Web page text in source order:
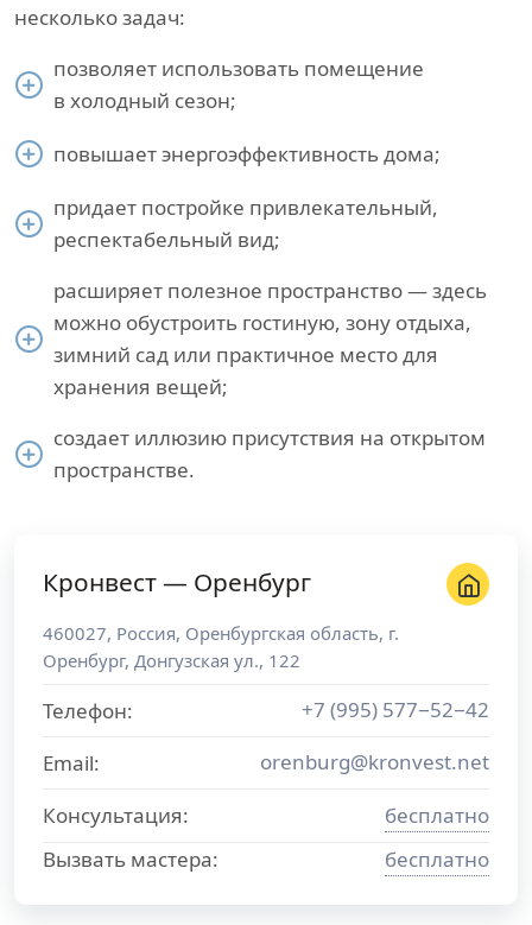
несколько задач:
позволяет использовать помещение
в холодный сезон;
повышает энергоэффективность дома;
придает постройке привлекательный,
респектабельный вид;
расширяет полезное пространство — здесь
можно обустроить гостиную, зону отдыха,
зимний сад или практичное место для
хранения вещей;
создает иллюзию присутствия на открытом
пространстве.
Кронвест — Оренбург
460027, Россия, Оренбургская область, г.
Оренбург, Донгузская ул., 122
Телефон:
+7 (995) 577−52−42
Email:
orenburg@kronvest.net
Консультация:
бесплатно
Вызвать мастера:
бесплатно